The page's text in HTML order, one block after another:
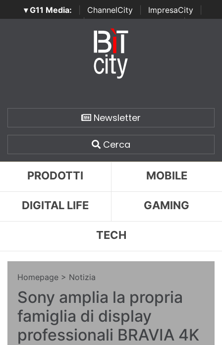
▾ G11 Media: ChannelCity ImpresaCity
SecurityOpenLab | Italian Channel Awards | Italian
Italian Security Awards
Newsletter
Cerca
PRODOTTI MOBILE
DIGITAL LIFE GAMING
TECH
Homepage > Notizia
Sony amplia la propria
famiglia di display
professionali BRAVIA 4K